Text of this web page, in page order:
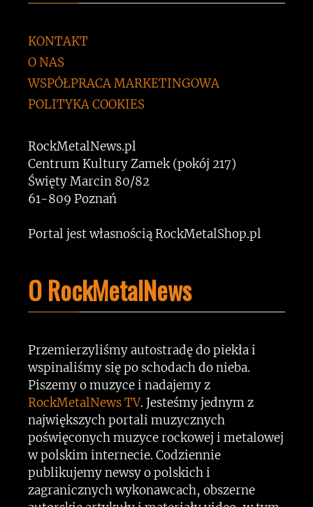
KONTAKT
O NAS
WSPÓŁPRACA MARKETINGOWA
POLITYKA COOKIES
RockMetalNews.pl
Centrum Kultury Zamek (pokój 217)
Święty Marcin 80/82
61-809 Poznań
Portal jest własnością RockMetalShop.pl
O RockMetalNews
Przemierzyliśmy autostradę do piekła i
wspinaliśmy się po schodach do nieba.
Piszemy o muzyce i nadajemy z
RockMetalNews TV. Jesteśmy jednym z
największych portali muzycznych
poświęconych muzyce rockowej i metalowej
w polskim internecie. Codziennie
publikujemy newsy o polskich i
zagranicznych wykonawcach, obszerne